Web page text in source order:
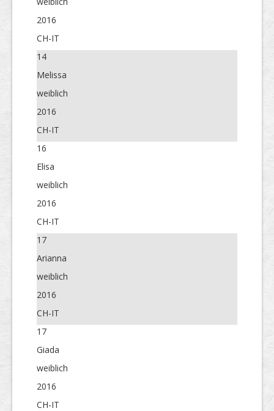
2016
CH-IT
14
Melissa
weiblich
2016
CH-IT
16
Elisa
weiblich
2016
CH-IT
17
Arianna
weiblich
2016
CH-IT
17
Giada
weiblich
2016
CH-IT